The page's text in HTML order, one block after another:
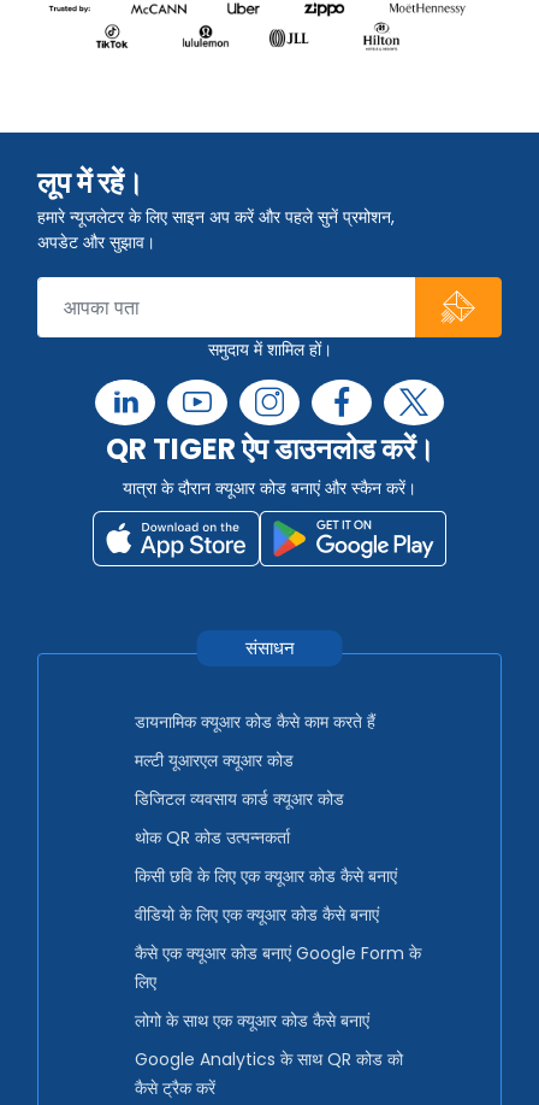
लूप में रहें।
हमारे न्यूजलेटर के लिए साइन अप करें और पहले सुनें प्रमोशन,
अपडेट और सुझाव।
समुदाय में शामिल हों।
QR TIGER ऐप डाउनलोड करें।
यात्रा के दौरान क्यूआर कोड बनाएं और स्कैन करें।
संसाधन
डायनामिक क्यूआर कोड कैसे काम करते हैं
मल्टी यूआरएल क्यूआर कोड
डिजिटल व्यवसाय कार्ड क्यूआर कोड
थोक QR कोड उत्पन्नकर्ता
किसी छवि के लिए एक क्यूआर कोड कैसे बनाएं
वीडियो के लिए एक क्यूआर कोड कैसे बनाएं
कैसे एक क्यूआर कोड बनाएं Google Form के
लिए
लोगो के साथ एक क्यूआर कोड कैसे बनाएं
Google Analytics के साथ QR कोड को
कैसे ट्रैक करें